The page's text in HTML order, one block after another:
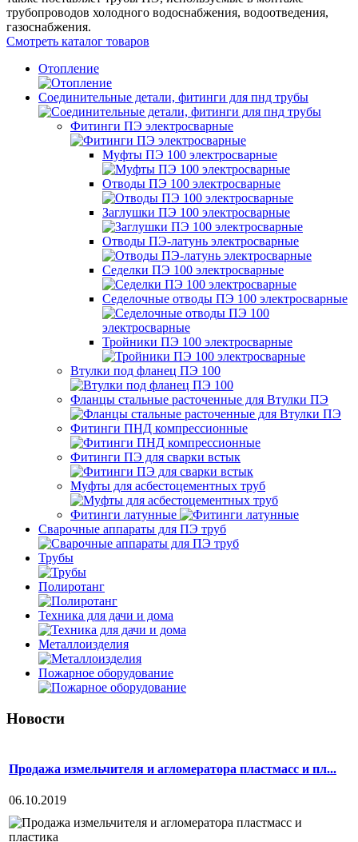
трубопроводов холодного водоснабжения, водоотведения,
газоснабжения.
Смотреть каталог товаров
Отопление
Соединительные детали, фитинги для пнд трубы
Фитинги ПЭ электросварные
Муфты ПЭ 100 электросварные
Отводы ПЭ 100 электросварные
Заглушки ПЭ 100 электросварные
Отводы ПЭ-латунь электросварные
Седелки ПЭ 100 электросварные
Седелочные отводы ПЭ 100 электросварные
Тройники ПЭ 100 электросварные
Втулки под фланец ПЭ 100
Фланцы стальные расточенные для Втулки ПЭ
Фитинги ПНД компрессионные
Фитинги ПЭ для сварки встык
Муфты для асбестоцементных труб
Фитинги латунные
Сварочные аппараты для ПЭ труб
Трубы
Полиротанг
Техника для дачи и дома
Металлоизделия
Пожарное оборудование
Новости
Продажа измельчителя и агломератора пластмасс и пл...
06.10.2019